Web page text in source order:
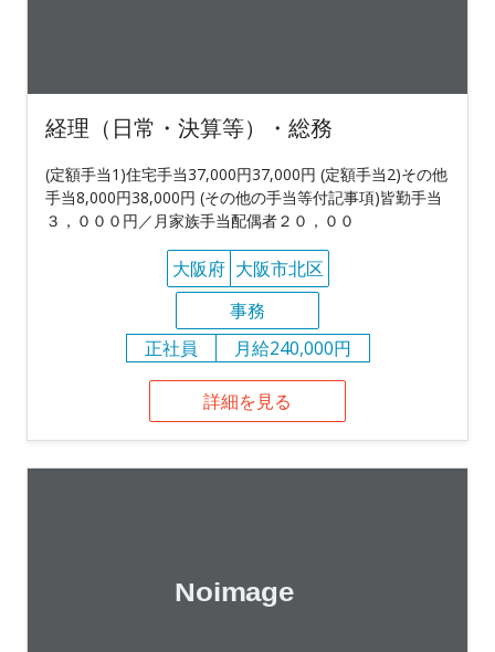
経理（日常・決算等）・総務
(定額手当1)住宅手当37,000円37,000円 (定額手当2)その他
手当8,000円38,000円 (その他の手当等付記事項)皆勤手当
３，０００円／月家族手当配偶者２０，００
大阪府 大阪市北区
事務
正社員
月給240,000円
詳細を見る